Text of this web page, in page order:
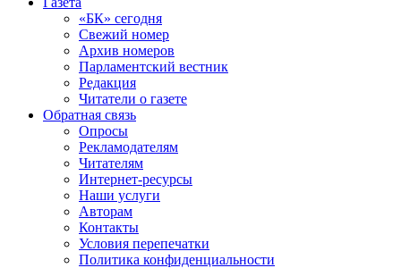
«БК» сегодня
Свежий номер
Архив номеров
Парламентский вестник
Редакция
Читатели о газете
Обратная связь
Опросы
Рекламодателям
Читателям
Интернет-ресурсы
Наши услуги
Авторам
Контакты
Условия перепечатки
Политика конфиденциальности